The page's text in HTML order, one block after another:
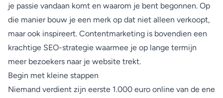
je passie vandaan komt en waarom je bent begonnen. Op
die manier bouw je een merk op dat niet alleen verkoopt,
maar ook inspireert. Contentmarketing is bovendien een
krachtige SEO-strategie waarmee je op lange termijn
meer bezoekers naar je website trekt.
Begin met kleine stappen
Niemand verdient zijn eerste 1.000 euro online van de ene